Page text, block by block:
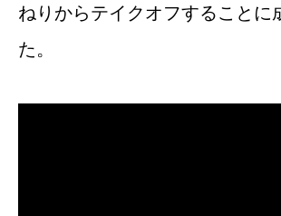
ねりからテイクオフすることに
た。